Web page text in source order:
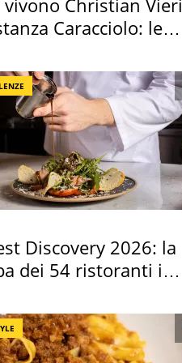
vivono Christian Vieri
Caracciolo: le
Discovery 2026: la
dei 54 ristoranti in